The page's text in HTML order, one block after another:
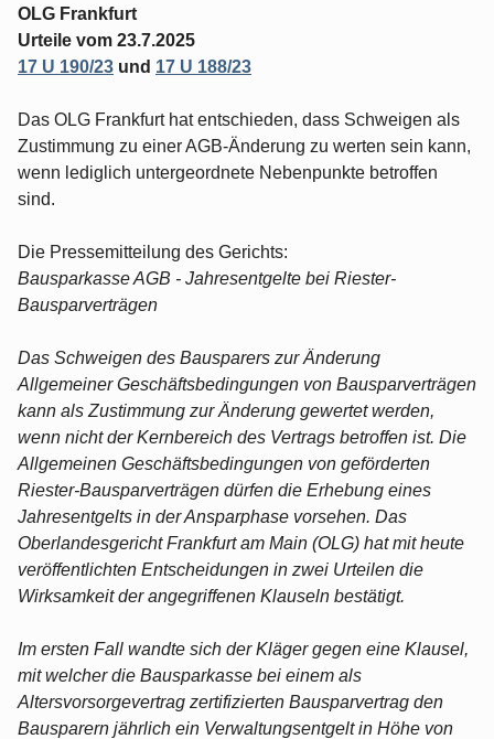
OLG Frankfurt
Urteile vom 23.7.2025
17 U 190/23 und 17 U 188/23
Das OLG Frankfurt hat entschieden, dass Schweigen als
Zustimmung zu einer AGB-Änderung zu werten sein kann,
wenn lediglich untergeordnete Nebenpunkte betroffen
sind.
Die Pressemitteilung des Gerichts:
Bausparkasse AGB - Jahresentgelte bei Riester-
Bausparverträgen
Das Schweigen des Bausparers zur Änderung
Allgemeiner Geschäftsbedingungen von Bausparverträgen
kann als Zustimmung zur Änderung gewertet werden,
wenn nicht der Kernbereich des Vertrags betroffen ist. Die
Allgemeinen Geschäftsbedingungen von geförderten
Riester-Bausparverträgen dürfen die Erhebung eines
Jahresentgelts in der Ansparphase vorsehen. Das
Oberlandesgericht Frankfurt am Main (OLG) hat mit heute
veröffentlichten Entscheidungen in zwei Urteilen die
Wirksamkeit der angegriffenen Klauseln bestätigt.
Im ersten Fall wandte sich der Kläger gegen eine Klausel,
mit welcher die Bausparkasse bei einem als
Altersvorsorgevertrag zertifizierten Bausparvertrag den
Bausparern jährlich ein Verwaltungsentgelt in Höhe von